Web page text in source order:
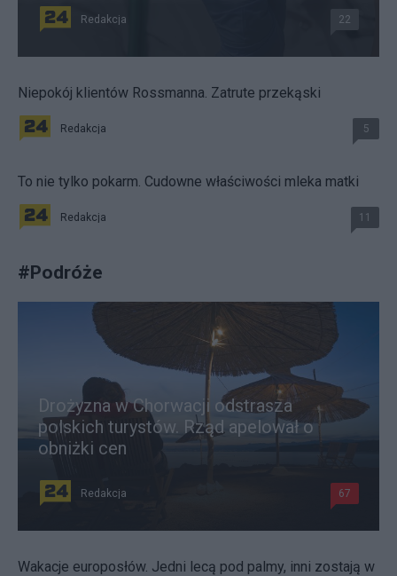
Redakcja 22
Niepokój klientów Rossmanna. Zatrute przekąski
Redakcja 5
To nie tylko pokarm. Cudowne właściwości mleka matki
Redakcja 11
#Podróże
Drożyzna w Chorwacji odstrasza
polskich turystów. Rząd apelował o
obniżki cen
Redakcja 67
Wakacje europosłów. Jedni lecą pod palmy, inni zostają w